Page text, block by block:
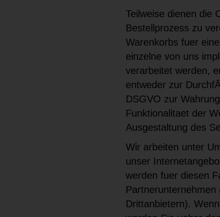
Teilweise dienen die
Bestellprozess zu
Warenkorbs fuer
einzelne von uns
verarbeitet werden,
entweder zur
DSGVO zur
Funktionalitaet der
Ausgestaltung des
Wir arbeiten unter
unser
werden fuer diesen
Drittanbietern).